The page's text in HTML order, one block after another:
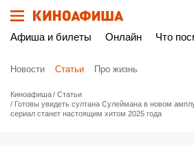
Афиша и билеты Онлайн Что
Новости Статьи Про жизнь
Киноафиша
Статьи
Готовы увидеть султана Сулеймана в новом
сериал станет настоящим хитом 2025 года